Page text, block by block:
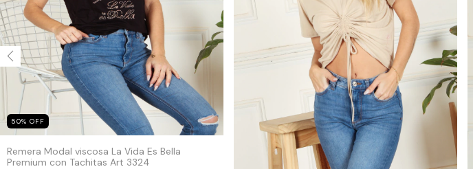
50% OFF
Remera Modal viscosa La Vida Es Bella
Premium con Tachitas Art 3324